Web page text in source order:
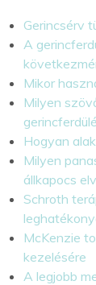
Gerincsérv
A
Mikor
Milyen
Hogyan
Milyen
állkapocs
Schroth
McKenzie
kezelésére
A legjobb